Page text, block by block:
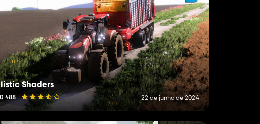
Shaders
488 22 de junho de 2024